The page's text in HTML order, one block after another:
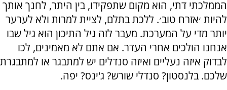
הממלכתי דתי, הוא מקום שתפקידו, בין היתר, לחנך אותך
להיות ׳אזרח טוב׳. ללכת בתלם, לציית למרות ולא לערער
יותר מדי על המערכת. מעבר לזה גיל התיכון הוא גיל שבו
אנחנו הולכים אחרי העדר. אם אתם לא מאמינים, לכו
לבדוק איזה נעליים ואיזה סנדלים יש למתבגר או למתבגרת
שלכם. בלנסטון? סנדלי שורש? ג'ינס? יפה.